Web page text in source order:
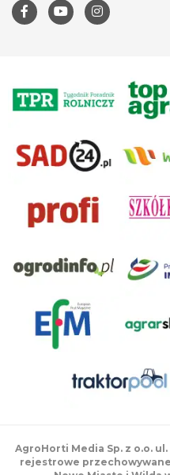
AgroHorti Media Sp. z o.o. ul.
rejestrowe